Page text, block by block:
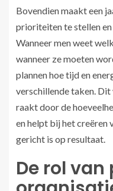
Bovendien maakt een
prioriteiten te stellen
Wanneer men weet
wanneer ze moeten
plannen hoe tijd en
verschillende taken.
raakt door de
en helpt bij het creëren
gericht is op resultaat.
De rol